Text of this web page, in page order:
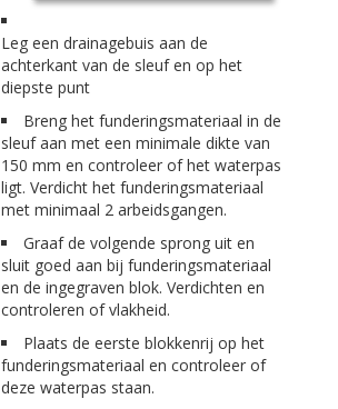
Leg een drainagebuis aan de
achterkant van de sleuf en op het
diepste punt
Breng het funderingsmateriaal in de
sleuf aan met een minimale dikte van
150 mm en controleer of het waterpas
ligt. Verdicht het funderingsmateriaal
met minimaal 2 arbeidsgangen.
Graaf de volgende sprong uit en
sluit goed aan bij funderingsmateriaal
en de ingegraven blok. Verdichten en
controleren of vlakheid.
Plaats de eerste blokkenrij op het
funderingsmateriaal en controleer of
deze waterpas staan.